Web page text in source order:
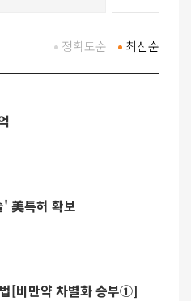
최신순
정확도순
美특허 확보
[비만약 차별화 승부①]